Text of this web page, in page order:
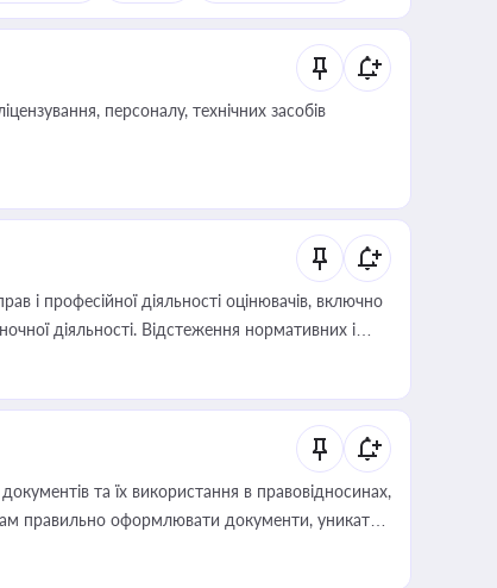
персоналу, технічних засобів
і професійної діяльності оцінювачів, включно
діяльності. Відстеження нормативних і
бухгалтера під час оподаткування,
суб'єктів оціночної діяльності
та їх використання в правовідносинах,
правильно оформлювати документи, уникати
контрагентами